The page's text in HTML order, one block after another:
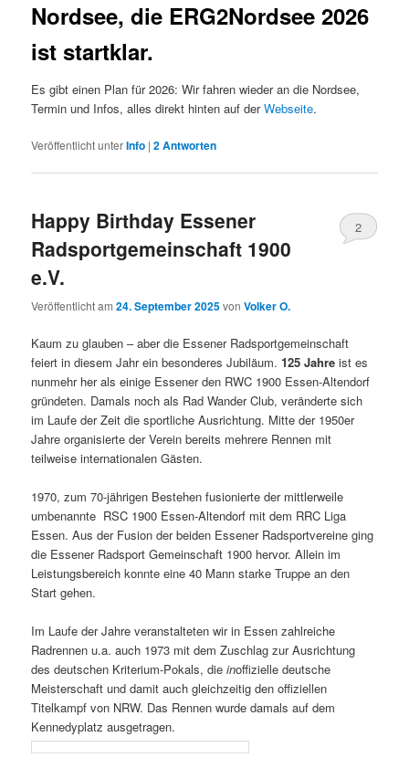
Nordsee, die ERG2Nordsee 2026
ist startklar.
Es gibt einen Plan für 2026: Wir fahren wieder an die Nordsee,
Termin und Infos, alles direkt hinten auf derWebseite.
Veröffentlicht unterInfo |2Antworten
Happy Birthday Essener
Radsportgemeinschaft 1900
e.V.
Veröffentlicht am24. September 2025vonVolker O.
2
Kaum zu glauben – aber die Essener Radsportgemeinschaft
feiert in diesem Jahr ein besonderes Jubiläum.125 Jahre ist es
nunmehr her als einige Essener den RWC 1900 Essen-Altendorf
gründeten. Damals noch als Rad Wander Club, veränderte sich
im Laufe der Zeit die sportliche Ausrichtung. Mitte der 1950er
Jahre organisierte der Verein bereits mehrere Rennen mit
teilweise internationalen Gästen.
1970, zum 70-jährigen Bestehen fusionierte der mittlerweile
umbenannte RSC 1900 Essen-Altendorf mit dem RRC Liga
Essen. Aus der Fusion der beiden Essener Radsportvereine ging
die Essener Radsport Gemeinschaft 1900 hervor. Allein im
Leistungsbereich konnte eine 40 Mann starke Truppe an den
Start gehen.
Im Laufe der Jahre veranstalteten wir in Essen zahlreiche
Radrennen u.a. auch 1973 mit dem Zuschlag zur Ausrichtung
des deutschen Kriterium-Pokals, dieinoffizielle deutsche
Meisterschaft und damit auch gleichzeitig den offiziellen
Titelkampf von NRW. Das Rennen wurde damals auf dem
Kennedyplatz ausgetragen.